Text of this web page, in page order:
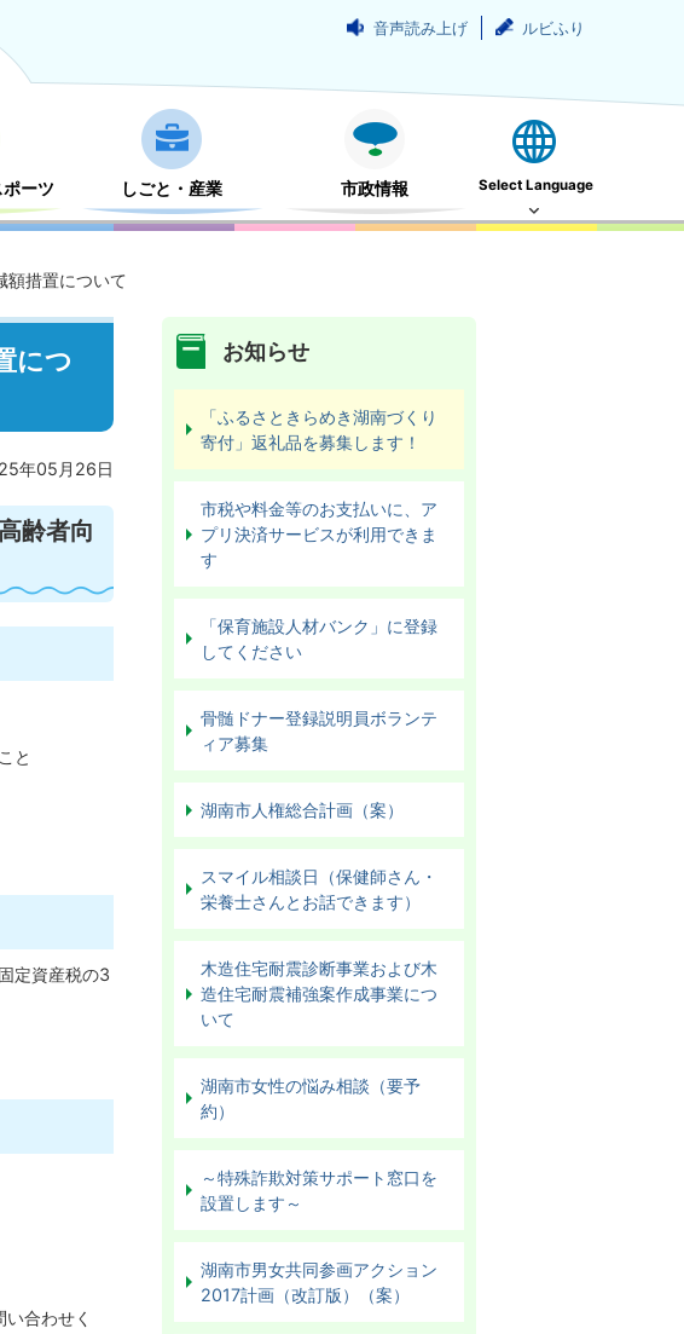
音声読み上げ ルビふり
ーツ しごと・産業 市政情報 Select Language
額措置について
につ
年05月26日
齢者向
と
定資産税の3
合わせく
お知らせ
「ふるさときらめき湖南づくり
寄付」返礼品を募集します！
市税や料金等のお支払いに、ア
プリ決済サービスが利用できま
す
「保育施設人材バンク」に登録
してください
骨髄ドナー登録説明員ボランテ
ィア募集
湖南市人権総合計画（案）
スマイル相談日（保健師さん・
栄養士さんとお話できます）
木造住宅耐震診断事業および木
造住宅耐震補強案作成事業につ
いて
湖南市女性の悩み相談（要予
約）
～特殊詐欺対策サポート窓口を
設置します～
湖南市男女共同参画アクション
2017計画（改訂版）（案）